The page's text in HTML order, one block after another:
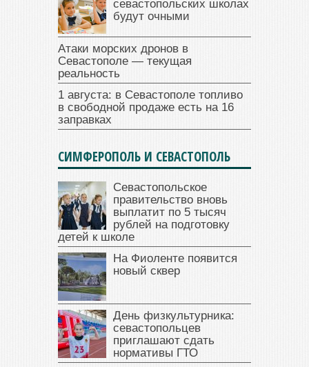
севастопольских школах
будут очными
Атаки морских дронов в
Севастополе — текущая
реальность
1 августа: в Севастополе топливо
в свободной продаже есть на 16
заправках
СИМФЕРОПОЛЬ И СЕВАСТОПОЛЬ
Севастопольское
правительство вновь
выплатит по 5 тысяч
рублей на подготовку
детей к школе
На Фиоленте появится
новый сквер
День физкультурника:
севастопольцев
приглашают сдать
нормативы ГТО